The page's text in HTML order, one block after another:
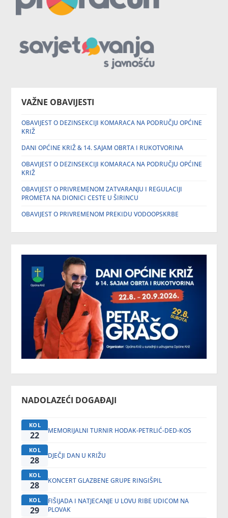
VAŽNE OBAVIJESTI
OBAVIJEST O DEZINSEKCIJI KOMARACA NA PODRUČJU OPĆINE
KRIŽ
DANI OPĆINE KRIŽ & 14. SAJAM OBRTA I RUKOTVORINA
OBAVIJEST O DEZINSEKCIJI KOMARACA NA PODRUČJU OPĆINE
KRIŽ
OBAVIJEST O PRIVREMENOM ZATVARANJU I REGULACIJI
PROMETA NA DIONICI CESTE U ŠIRINCU
OBAVIJEST O PRIVREMENOM PREKIDU VODOOPSKRBE
NADOLAZEĆI DOGAĐAJI
KOL
22 MEMORIJALNI TURNIR HODAK-PETRLIĆ-DED-KOS
KOL
28 DJEČJI DAN U KRIŽU
KOL
28 KONCERT GLAZBENE GRUPE RINGIŠPIL
KOL
29
FIŠIJADA I NATJECANJE U LOVU RIBE UDICOM NA
PLOVAK